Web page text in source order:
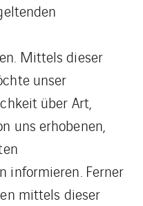
Mittels dieser
unser
über Art,
uns erhobenen,
informieren. Ferner
mittels dieser